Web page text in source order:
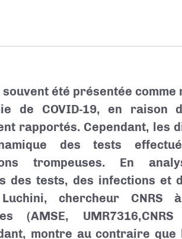
souvent été présentée
de COVID-19, en raison
rapportés. Cependant, les
des tests
trompeuses. En
des tests, des infections et
chercheur CNRS
(AMSE,
montre au contraire que